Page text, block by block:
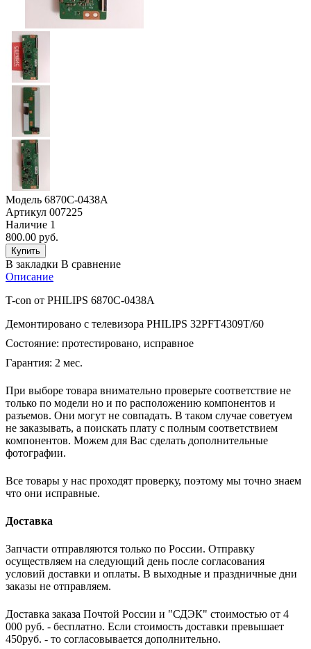
Модель 6870C-0438A
Артикул 007225
Наличие 1
800.00 руб.
В закладки В сравнение
Описание
T-con от PHILIPS 6870C-0438A
Демонтировано с телевизора PHILIPS 32PFT4309T/60
Состояние: протестировано, исправное
Гарантия: 2 мес.
При выборе товара внимательно проверьте соответствие не
только по модели но и по расположению компонентов и
разъемов. Они могут не совпадать. В таком случае советуем
не заказывать, а поискать плату с полным соответствием
компонентов. Можем для Вас сделать дополнительные
фотографии.
Все товары у нас проходят проверку, поэтому мы точно знаем
что они исправные.
Доставка
Запчасти отправляются только по России. Отправку
осуществляем на следующий день после согласования
условий доставки и оплаты. В выходные и праздничные дни
заказы не отправляем.
Доставка заказа Почтой России и "СДЭК" стоимостью от 4
000 руб. - бесплатно. Если стоимость доставки превышает
450руб. - то согласовывается дополнительно.